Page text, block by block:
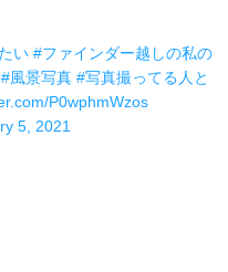
い #ファインダー越しの私の
#風景写真 #写真撮ってる人と
P0wphmWzos
5, 2021